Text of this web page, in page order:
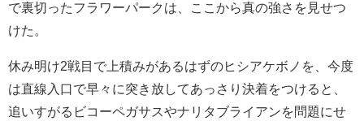
で裏切ったフラワーパークは、ここから真の強さを見せつ
けた。
休み明け2戦目で上積みがあるはずのヒシアケボノを、今度
は直線入口で早々に突き放してあっさり決着をつけると、
追いすがるビコーペガサスやナリタブライアンを問題にせ